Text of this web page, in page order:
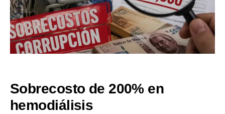
Sobrecosto de 200% en
hemodiálisis